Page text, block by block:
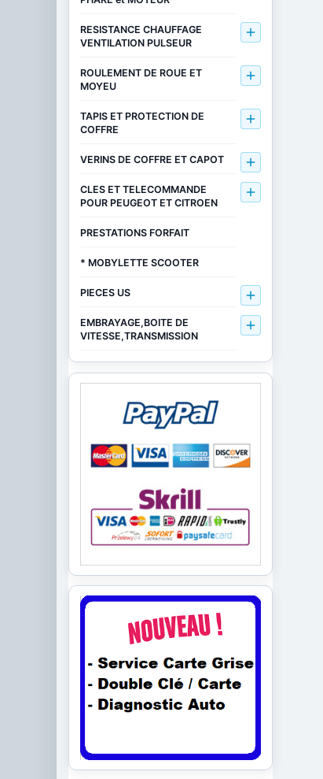
RESISTANCE CHAUFFAGE
VENTILATION PULSEUR

ROULEMENT DE ROUE ET
MOYEU

TAPIS ET PROTECTION DE
COFFRE

VERINS DE COFFRE ET CAPOT 
CLES ET TELECOMMANDE
POUR PEUGEOT ET CITROEN

PRESTATIONS FORFAIT
* MOBYLETTE SCOOTER
PIECES US 
EMBRAYAGE,BOITE DE
VITESSE,TRANSMISSION
